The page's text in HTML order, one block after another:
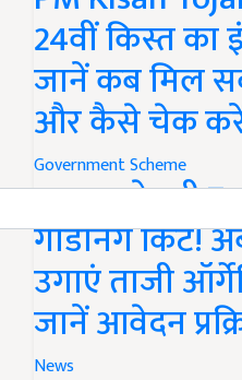
24वीं किस्त का
जानें कब मिल
और कैसे चेक
Government Scheme
सरकार दे रही
गार्डनिंग किट!
उगाएं ताजी
जानें आवेदन
News